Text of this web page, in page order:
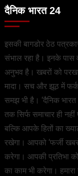
दैनिक भारत 24
इसकी बागडोर ठेठ
संभाल रहा है। इनके पास
अनुभव है। खबरों को
मादा। सच और झूठ में
समझ भी है। ‘दैनिक
तक सिर्फ समाचार ही नहीं
बल्कि आपके हितों का
रखेगा। आपको ‘फर्जी
करेगा। आपकी प्रतिभा
का काम भी करेगा। हमारा